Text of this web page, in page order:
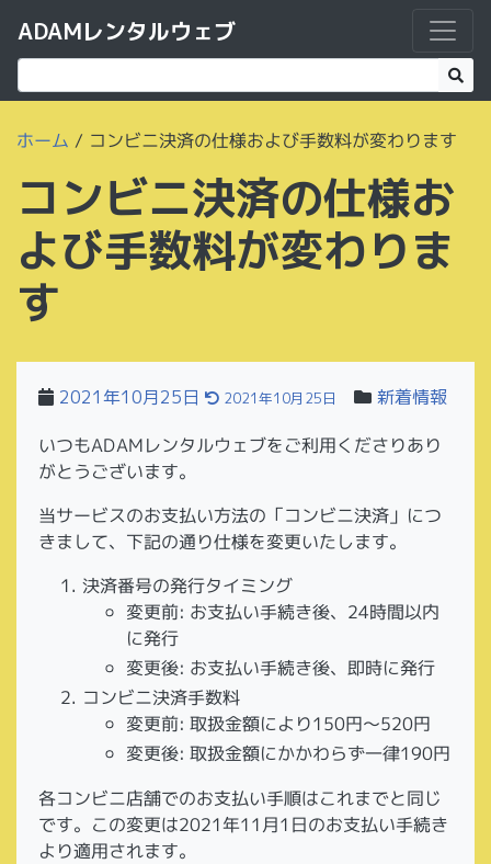
ADAMレンタルウェブ
ホーム / コンビニ決済の仕様および手数料が変わります
コンビニ決済の仕様お
よび手数料が変わりま
す
2021年10月25日 2021年10月25日 新着情報
いつもADAMレンタルウェブをご利用くださりあり
がとうございます。
当サービスのお支払い方法の「コンビニ決済」につ
きまして、下記の通り仕様を変更いたします。
決済番号の発行タイミング
変更前: お支払い手続き後、24時間以内
に発行
変更後: お支払い手続き後、即時に発行
コンビニ決済手数料
変更前: 取扱金額により150円〜520円
変更後: 取扱金額にかかわらず一律190円
各コンビニ店舗でのお支払い手順はこれまでと同じ
です。この変更は2021年11月1日のお支払い手続き
より適用されます。